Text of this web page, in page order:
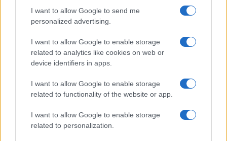
I want to allow Google to send me
personalized advertising.
I want to allow Google to enable storage
related to analytics like cookies on web or
device identifiers in apps.
I want to allow Google to enable storage
related to functionality of the website or app.
I want to allow Google to enable storage
related to personalization.